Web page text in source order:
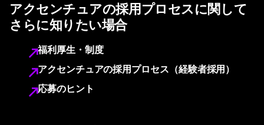
アクセンチュアの採用プロセスに関して
さらに知りたい場合
福利厚生・制度
アクセンチュアの採用プロセス（経験者採用）
応募のヒント